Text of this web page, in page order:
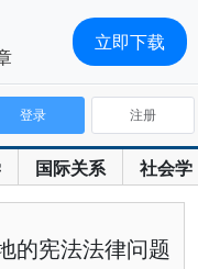
国际关系 社会学
登录 注册
的宪法法律问题
立即下载